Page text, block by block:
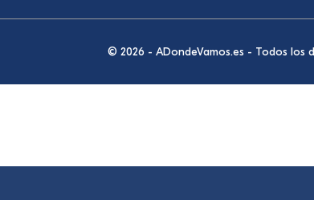
© 2026 - ADondeVamos.es - Todos los